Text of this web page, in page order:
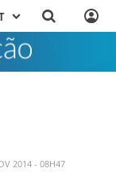
2014 - 08H47